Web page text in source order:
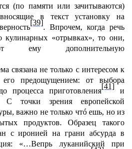
(по памяти или зачитываются)
в текст установку на
[39]
. Впрочем, когда речь
кулинарных «отрывках», то они,
ему дополнительную
связана не только с интересом к
предощущением: от выбора
процесса приготовления
[41]
и
С точки зрения европейской
важно не только чтó ешь, но из
продуктов. Образец такого
с иронией на грани абсурда в
«…Вепрь луканийский при